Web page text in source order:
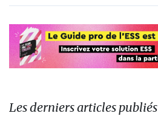
Les derniers articles publiés